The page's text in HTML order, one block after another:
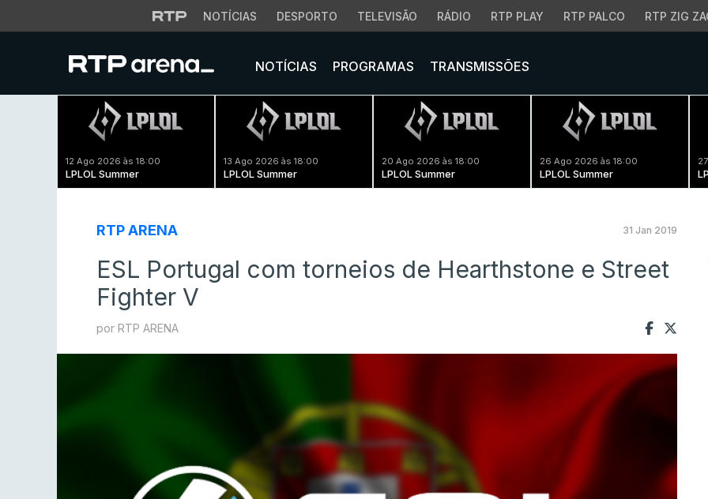
NOTÍCIAS DESPORTO TELEVISÃO RÁDIO RTP PLAY RTP PALCO RTP ZIG
NOTÍCIAS PROGRAMAS TRANSMISSÕES
12 Ago 2026 às 18:00
LPLOL Summer
13 Ago 2026 às 18:00
LPLOL Summer
20 Ago 2026 às 18:00
LPLOL Summer
26 Ago 2026 às 18:00
LPLOL Summer
RTP ARENA 31 Jan 2019
ESL Portugal com torneios de Hearthstone e Street
Fighter V
por RTP ARENA